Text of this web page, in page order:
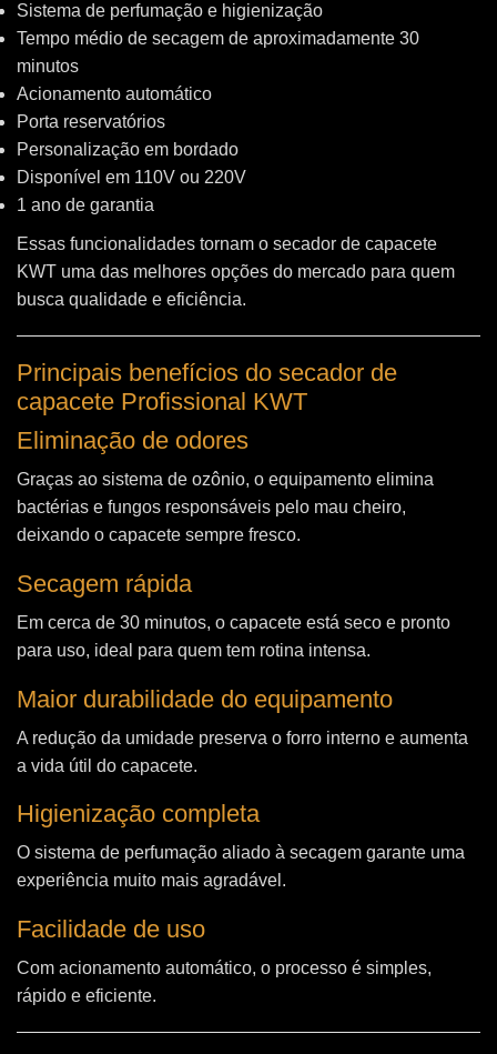
Sistema de perfumação e higienização
Tempo médio de secagem de aproximadamente 30
minutos
Acionamento automático
Porta reservatórios
Personalização em bordado
Disponível em 110V ou 220V
1 ano de garantia
Essas funcionalidades tornam o secador de capacete
KWT uma das melhores opções do mercado para quem
busca qualidade e eficiência.
Principais benefícios do secador de
capacete Profissional KWT
Eliminação de odores
Graças ao sistema de ozônio, o equipamento elimina
bactérias e fungos responsáveis pelo mau cheiro,
deixando o capacete sempre fresco.
Secagem rápida
Em cerca de 30 minutos, o capacete está seco e pronto
para uso, ideal para quem tem rotina intensa.
Maior durabilidade do equipamento
A redução da umidade preserva o forro interno e aumenta
a vida útil do capacete.
Higienização completa
O sistema de perfumação aliado à secagem garante uma
experiência muito mais agradável.
Facilidade de uso
Com acionamento automático, o processo é simples,
rápido e eficiente.